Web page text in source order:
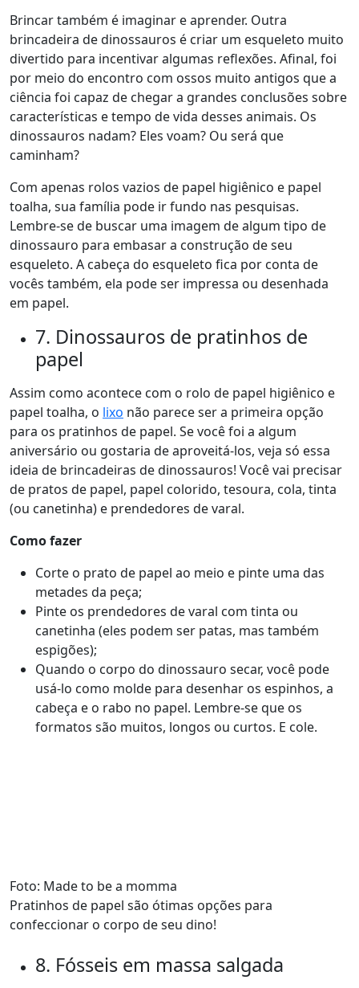
Brincar também é imaginar e aprender. Outra
brincadeira de dinossauros é criar um esqueleto muito
divertido para incentivar algumas reflexões. Afinal, foi
por meio do encontro com ossos muito antigos que a
ciência foi capaz de chegar a grandes conclusões sobre
características e tempo de vida desses animais. Os
dinossauros nadam? Eles voam? Ou será que
caminham?
Com apenas rolos vazios de papel higiênico e papel
toalha, sua família pode ir fundo nas pesquisas.
Lembre-se de buscar uma imagem de algum tipo de
dinossauro para embasar a construção de seu
esqueleto. A cabeça do esqueleto fica por conta de
vocês também, ela pode ser impressa ou desenhada
em papel.
7. Dinossauros de pratinhos de
papel
Assim como acontece com o rolo de papel higiênico e
papel toalha, o lixo não parece ser a primeira opção
para os pratinhos de papel. Se você foi a algum
aniversário ou gostaria de aproveitá-los, veja só essa
ideia de brincadeiras de dinossauros! Você vai precisar
de pratos de papel, papel colorido, tesoura, cola, tinta
(ou canetinha) e prendedores de varal.
Como fazer
Corte o prato de papel ao meio e pinte uma das
metades da peça;
Pinte os prendedores de varal com tinta ou
canetinha (eles podem ser patas, mas também
espigões);
Quando o corpo do dinossauro secar, você pode
usá-lo como molde para desenhar os espinhos, a
cabeça e o rabo no papel. Lembre-se que os
formatos são muitos, longos ou curtos. E cole.
Foto: Made to be a momma
Pratinhos de papel são ótimas opções para
confeccionar o corpo de seu dino!
8. Fósseis em massa salgada